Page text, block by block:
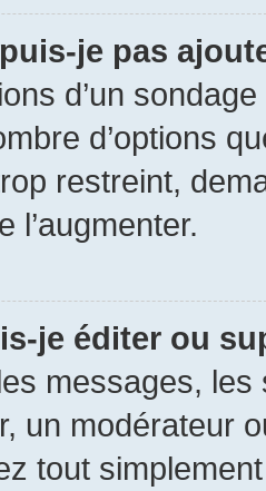
je pas
d’un
d’options
restreint,
l’augmenter.
je éditer ou
messages,
un modérateur
tout